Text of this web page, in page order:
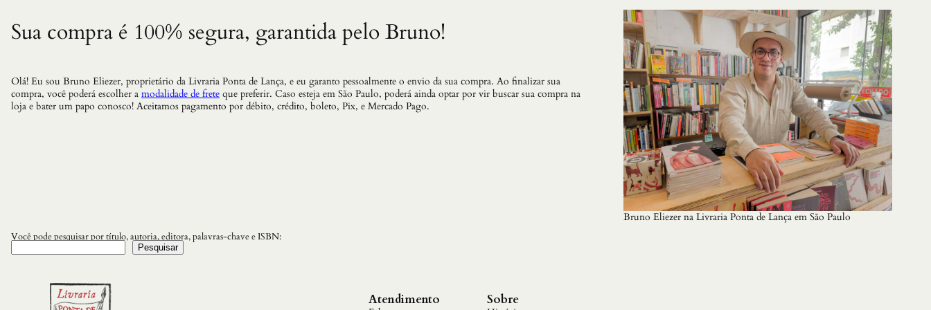
i
s
o
m
o
r
Sua compra é 100% segura, garantida pelo Bruno!
Olá! Eu sou Bruno Eliezer, proprietário da Livraria Ponta de Lança, e eu garanto pessoalmente o envio da sua compra. Ao finalizar sua
compra, você poderá escolher a modalidade de frete que preferir. Caso esteja em São Paulo, poderá ainda optar por vir buscar sua compra na
loja e bater um papo conosco! Aceitamos pagamento por débito, crédito, boleto, Pix, e Mercado Pago.
Bruno Eliezer na Livraria Ponta de Lança em São Paulo
Você pode pesquisar por título, autoria, editora, palavras-chave e ISBN:
Pesquisar
Atendimento Sobre